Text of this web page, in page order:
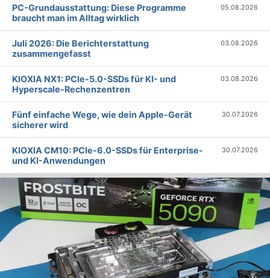
PC-Grundausstattung: Diese Programme
braucht man im Alltag wirklich
05.08.2026
Juli 2026: Die Bericht­erstattung
zusammengefasst
03.08.2026
KIOXIA NX1: PCIe-5.0-SSDs für KI- und
Hyperscale-Rechenzentren
03.08.2026
Fünf einfache Wege, wie dein Apple-Gerät
sicherer wird
30.07.2026
KIOXIA CM10: PCIe-6.0-SSDs für Enterprise-
und KI-Anwendungen
30.07.2026